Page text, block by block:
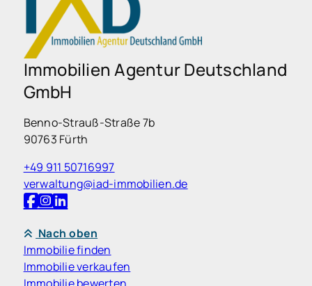
Immobilien Agentur Deutschland
GmbH
Benno-Strauß-Straße 7b
90763 Fürth
+49 911 50716997
verwaltung@iad-immobilien.de
Nach oben
Immobilie finden
Immobilie verkaufen